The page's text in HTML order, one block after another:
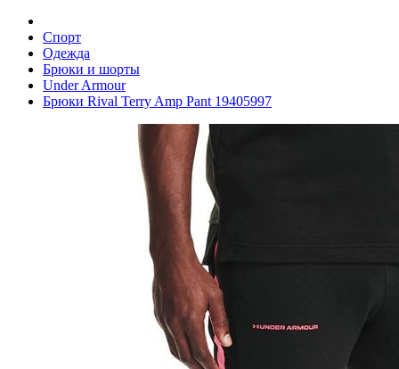
Спорт
Одежда
Брюки и шорты
Under Armour
Брюки Rival Terry Amp Pant 19405997